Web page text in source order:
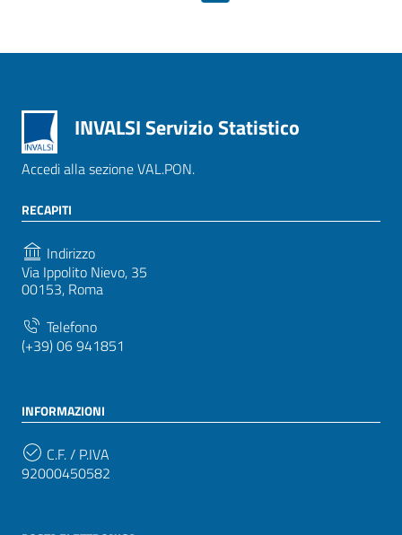
INVALSI Servizio Statistico
Accedi alla sezione VAL.PON.
RECAPITI
Indirizzo
Via Ippolito Nievo, 35
00153, Roma
Telefono
(+39) 06 941851
INFORMAZIONI
C.F. / P.IVA
92000450582